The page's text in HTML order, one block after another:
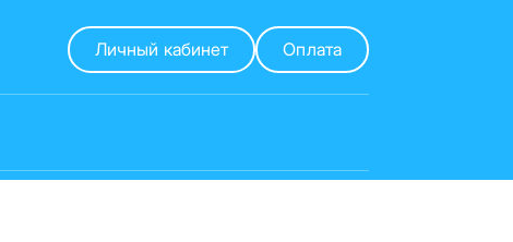
Личный кабинет Оплата